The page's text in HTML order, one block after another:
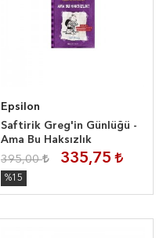
Epsilon
Saftirik Greg'in Günlüğü -
Ama Bu Haksızlık
395,00 335,75
%15